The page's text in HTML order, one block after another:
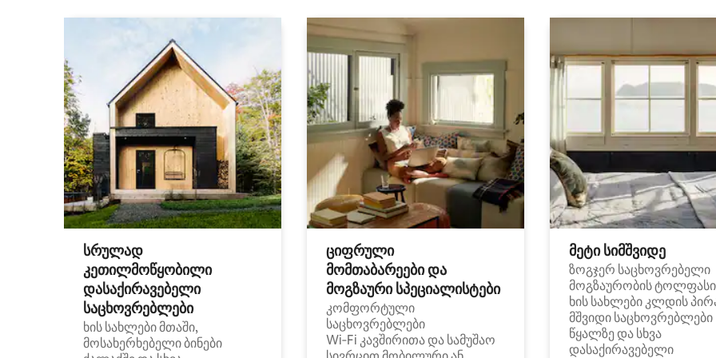
სრულად
კეთილმოწყობილი
დასაქირავებელი
საცხოვრებლები
ხის სახლები მთაში,
მოსახერხებელი ბინები
ციფრული
მომთაბარეები და
მოგზაური სპეციალისტები
კომფორტული
საცხოვრებლები
Wi‑Fi კავშირითა და სამუშაო
მეტი სიმშვიდე
ზოგჯერ საცხოვრებელი
მოგზაურობის
ხის სახლები კლდის
მშვიდი საცხოვრებლები
წყალზე და სხვა
დასაქირავებელი